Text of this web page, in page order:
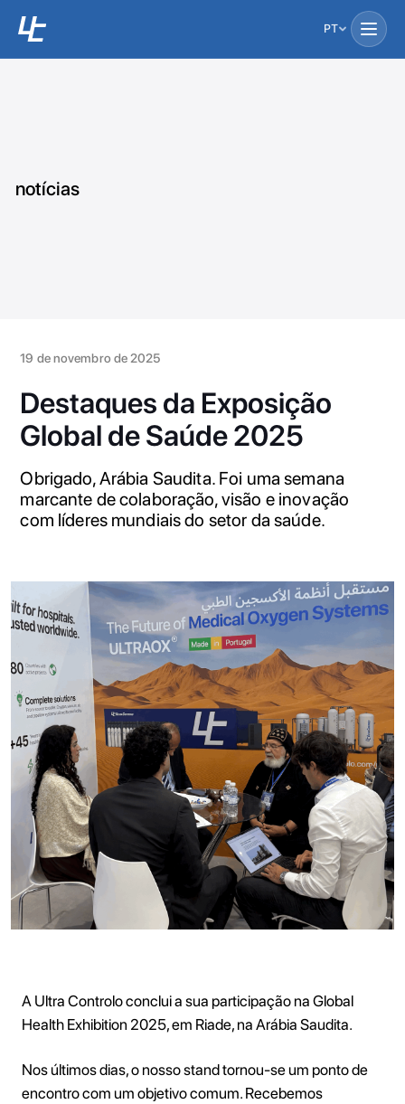
PT
notícias
19 de novembro de 2025
Destaques da Exposição
Global de Saúde 2025
Obrigado, Arábia Saudita. Foi uma semana
marcante de colaboração, visão e inovação
com líderes mundiais do setor da saúde.
A Ultra Controlo conclui a sua participação na Global
Health Exhibition 2025, em Riade, na Arábia Saudita.
Nos últimos dias, o nosso stand tornou-se um ponto de
encontro com um objetivo comum. Recebemos